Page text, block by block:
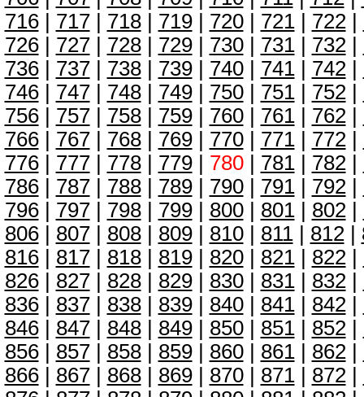
716| 717| 718| 719| 720| 721| 722|
726| 727| 728| 729| 730| 731| 732|
736| 737| 738| 739| 740| 741| 742|
746| 747| 748| 749| 750| 751| 752|
756| 757| 758| 759| 760| 761| 762|
766| 767| 768| 769| 770| 771| 772|
776| 777| 778| 779| 780| 781| 782|
786| 787| 788| 789| 790| 791| 792|
796| 797| 798| 799| 800| 801| 802|
806| 807| 808| 809| 810| 811| 812|
816| 817| 818| 819| 820| 821| 822|
826| 827| 828| 829| 830| 831| 832|
836| 837| 838| 839| 840| 841| 842|
846| 847| 848| 849| 850| 851| 852|
856| 857| 858| 859| 860| 861| 862|
866| 867| 868| 869| 870| 871| 872|